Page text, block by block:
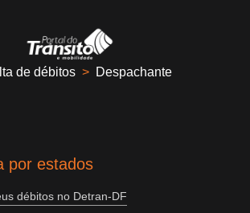
de débitos > Despachante
por estados
débitos no Detran-DF